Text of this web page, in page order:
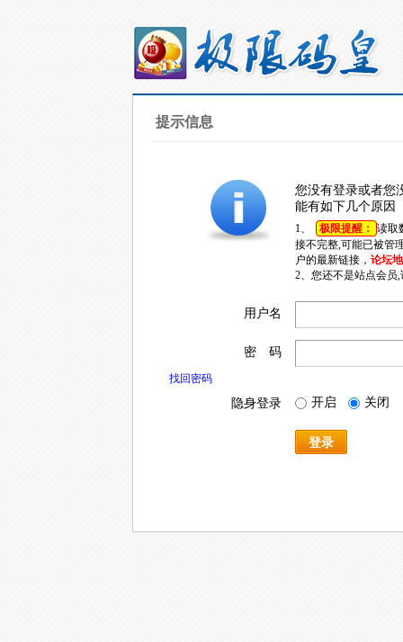
提示信息
您没有登录或者您
能有如下几个原因
1、 极限提醒： 读取
接不完整,可能已被管
户的最新链接， 论坛
2、您还不是站点会员
用户名
密 码
找回密码
隐身登录 开启 关闭
登录